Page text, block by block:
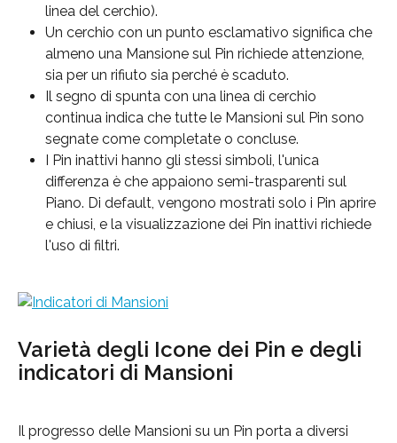
linea del cerchio).
Un cerchio con un punto esclamativo significa che
almeno una Mansione sul Pin richiede attenzione,
sia per un rifiuto sia perché è scaduto.
Il segno di spunta con una linea di cerchio
continua indica che tutte le Mansioni sul Pin sono
segnate come completate o concluse.
I Pin inattivi hanno gli stessi simboli, l'unica
differenza è che appaiono semi-trasparenti sul
Piano. Di default, vengono mostrati solo i Pin aprire
e chiusi, e la visualizzazione dei Pin inattivi richiede
l'uso di filtri.
Varietà degli Icone dei Pin e degli
indicatori di Mansioni
Il progresso delle Mansioni su un Pin porta a diversi